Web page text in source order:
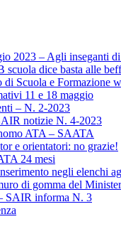
2023 – Agli inseganti
scuola dice basta alle
Scuola e Formazione
11 e 18 maggio
– N. 2-2023
notizie N. 4-2023
ATA – SAATA
e orientatori: no grazie!
24 mesi
negli elenchi
di gomma del
SAIR informa N. 3